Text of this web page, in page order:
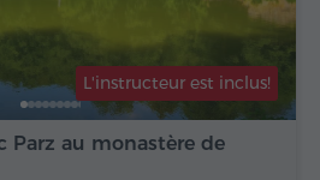
Parz au monastère de
L'instructeur est inclus!